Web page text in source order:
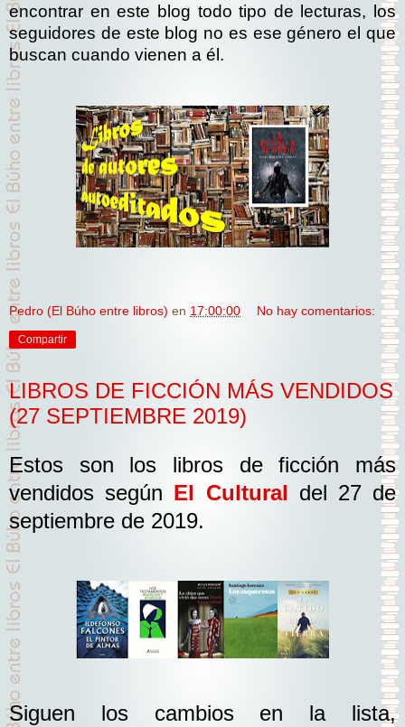
encontrar en este blog todo tipo de lecturas, los
seguidores de este blog no es ese género el que
buscan cuando vienen a él.
Pedro (El Búho entre libros) en 17:00:00 No hay comentarios:
Compartir
LIBROS DE FICCIÓN MÁS VENDIDOS
(27 SEPTIEMBRE 2019)
Estos son los libros de ficción más
vendidos según El Cultural del 27 de
septiembre de 2019.
Siguen los cambios en la lista,